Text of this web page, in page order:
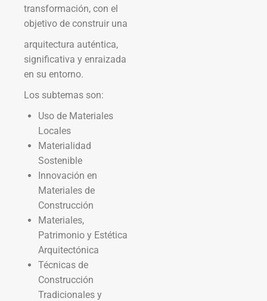
transformación, con el
objetivo de construir una
arquitectura auténtica,
significativa y enraizada
en su entorno.
Los subtemas son:
Uso de Materiales
Locales
Materialidad
Sostenible
Innovación en
Materiales de
Construcción
Materiales,
Patrimonio y Estética
Arquitectónica
Técnicas de
Construcción
Tradicionales y